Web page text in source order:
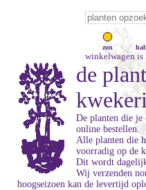
zon
winkelwagen is
de
De planten die
online bestellen.
Alle planten die
voorradig op de
Dit wordt
Wij verzenden
hoogseizoen kan de levertijd